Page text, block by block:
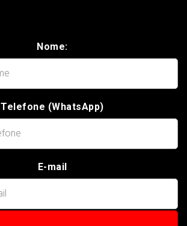
Nome:
Telefone (WhatsApp)
E-mail